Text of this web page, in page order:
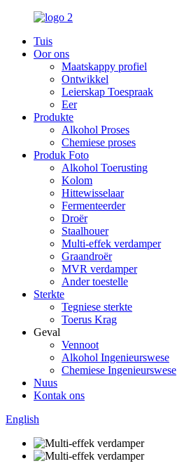
Tuis
Oor ons
Maatskappy profiel
Ontwikkel
Leierskap Toespraak
Eer
Produkte
Alkohol Proses
Chemiese proses
Produk Foto
Alkohol Toerusting
Kolom
Hittewisselaar
Fermenteerder
Droër
Staalhouer
Multi-effek verdamper
Graandroër
MVR verdamper
Ander toestelle
Sterkte
Tegniese sterkte
Toerus Krag
Geval
Vennoot
Alkohol Ingenieurswese
Chemiese Ingenieurswese
Nuus
Kontak ons
English